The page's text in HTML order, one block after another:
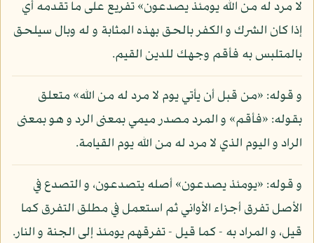
لا مرد له من الله يومئذ يصدعون» تفريع على ما تقدمه أي
إذا كان الشرك و الكفر بالحق بهذه المثابة و له وبال سيلحق
بالمتلبس به فأقم وجهك للدين القيم.
و قوله: «من قبل أن يأتي يوم لا مرد له من الله» متعلق
بقوله: «فأقم» و المرد مصدر ميمي بمعنى الرد و هو بمعنى
الراد و اليوم الذي لا مرد له من الله يوم القيامة.
و قوله: «يومئذ يصدعون» أصله يتصدعون، و التصدع في
الأصل تفرق أجزاء الأواني ثم استعمل في مطلق التفرق كما
قيل، و المراد به - كما قيل - تفرقهم يومئذ إلى الجنة و النار.